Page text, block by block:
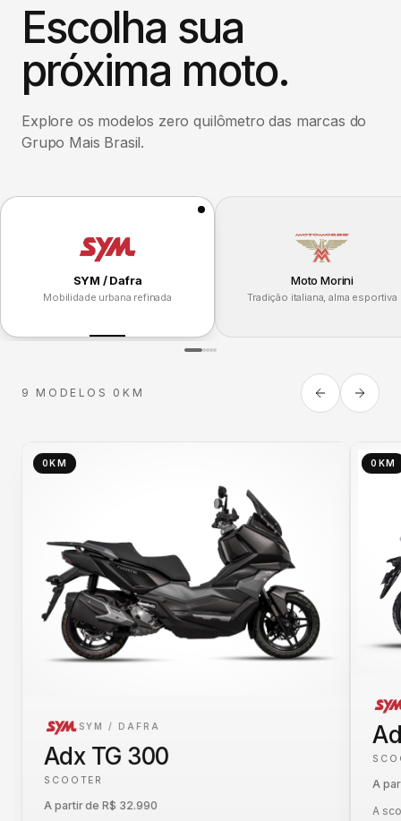
Escolha sua
próxima moto.
Explore os modelos zero quilômetro das marcas do
Grupo Mais Brasil.
SYM / Dafra
Mobilidade urbana refinada
Moto Morini
Tradição italiana, alma esportiva
9 MODELOS 0KM
0KM
SYM / DAFRA
Adx TG 300
SCOOTER
A partir de R$ 32.990
0KM
A
A